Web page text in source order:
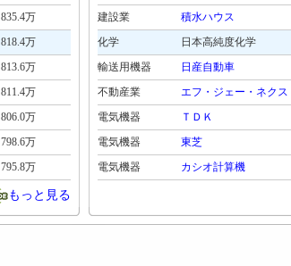
835.4万
818.4万
813.6万
811.4万
806.0万
798.6万
795.8万
もっと見る
建設業
積水ハウス
化学
日本高純度化学
輸送用機器
日産自動車
不動産業
エフ・ジェー・ネクス
電気機器
ＴＤＫ
電気機器
東芝
電気機器
カシオ計算機